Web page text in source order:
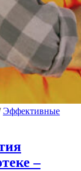
Эффективные
–